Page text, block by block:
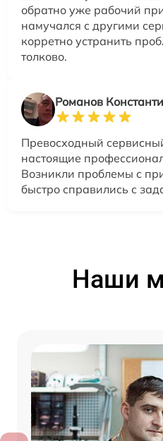
обратно уже рабочий
намучался с другими
корретно устранить
толково.
Романов
Превосходный
настоящие
Возникли проблемы с
быстро справились с
Наши